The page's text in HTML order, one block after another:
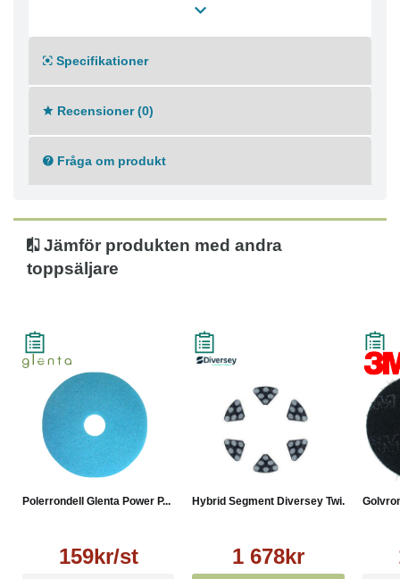
Specifikationer
Recensioner (0)
Fråga om produkt
Jämför produkten med andra
toppsäljare
Polerrondell Glenta Power P...
159kr/st
Hybrid Segment Diversey Twi...
1 678kr